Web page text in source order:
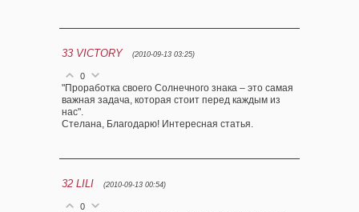
33 VICTORY (2010-09-13 03:25)
0
"Проработка своего Солнечного знака – это самая
важная задача, которая стоит перед каждым из
нас".
Стелана, Благодарю! Интересная статья.
32 LILI (2010-09-13 00:54)
0